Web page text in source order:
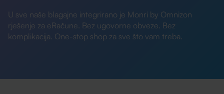
U sve naše blagajne integrirano je Monri by Omnizon
rješenje za eRačune. Bez ugovorne obveze. Bez
komplikacija. One-stop shop za sve što vam treba.